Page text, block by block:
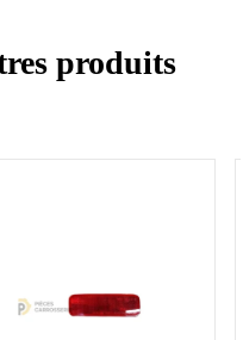
produits